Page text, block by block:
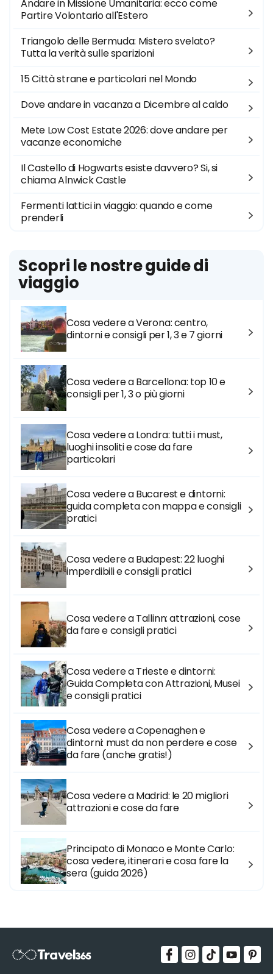
Andare in Missione Umanitaria: ecco come
Partire Volontario all'Estero
Triangolo delle Bermuda: Mistero svelato?
Tutta la verità sulle sparizioni
15 Città strane e particolari nel Mondo
Dove andare in vacanza a Dicembre al caldo
Mete Low Cost Estate 2026: dove andare per
vacanze economiche
Il Castello di Hogwarts esiste davvero? Si, si
chiama Alnwick Castle
Fermenti lattici in viaggio: quando e come
prenderli
Scopri le nostre guide di
viaggio
Cosa vedere a Verona: centro,
dintorni e consigli per 1, 3 e 7 giorni
Cosa vedere a Barcellona: top 10 e
consigli per 1, 3 o più giorni
Cosa vedere a Londra: tutti i must,
luoghi insoliti e cose da fare
particolari
Cosa vedere a Bucarest e dintorni:
guida completa con mappa e consigli
pratici
Cosa vedere a Budapest: 22 luoghi
imperdibili e consigli pratici
Cosa vedere a Tallinn: attrazioni, cose
da fare e consigli pratici
Cosa vedere a Trieste e dintorni:
Guida Completa con Attrazioni, Musei
e consigli pratici
Cosa vedere a Copenaghen e
dintorni: must da non perdere e cose
da fare (anche gratis!)
Cosa vedere a Madrid: le 20 migliori
attrazioni e cose da fare
Principato di Monaco e Monte Carlo:
cosa vedere, itinerari e cosa fare la
sera (guida 2026)